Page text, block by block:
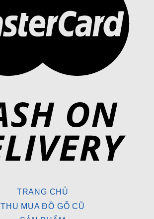
TRANG CHỦ
THU MUA ĐỒ GỖ CŨ